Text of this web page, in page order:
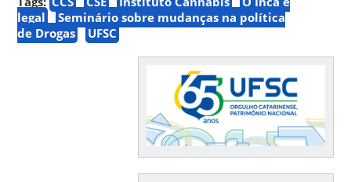
legal
Seminário sobre mudanças na política
de Drogas
UFSC